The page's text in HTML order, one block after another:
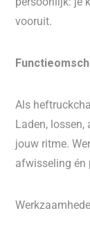
vooruit.
Als
Laden, lossen,
jouw ritme.
afwisseling én